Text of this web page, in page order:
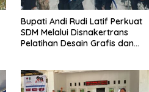
Bupati Andi Rudi Latif Perkuat
SDM Melalui Disnakertrans
Pelatihan Desain Grafis dan